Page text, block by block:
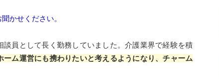
かせください。
員として長く勤務していました。介護業界で経験を積
ーム運営にも携わりたいと考えるようになり、チャーム記事を読む